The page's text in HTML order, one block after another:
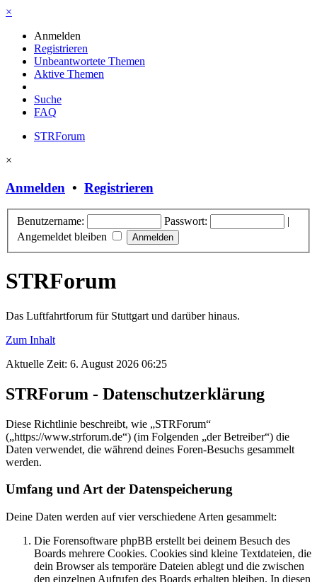
×
Anmelden
Registrieren
Unbeantwortete Themen
Aktive Themen
Suche
FAQ
STRForum
×
Anmelden • Registrieren
Benutzername: Passwort:
|
Angemeldet bleiben
STRForum
Das Luftfahrtforum für Stuttgart und darüber hinaus.
Zum Inhalt
Aktuelle Zeit: 6. August 2026 06:25
STRForum - Datenschutzerklärung
Diese Richtlinie beschreibt, wie „STRForum“
(„https://www.strforum.de“) (im Folgenden „der Betreiber“) die
Daten verwendet, die während deines Foren-Besuchs gesammelt
werden.
Umfang und Art der Datenspeicherung
Deine Daten werden auf vier verschiedene Arten gesammelt:
Die Forensoftware phpBB erstellt bei deinem Besuch des
Boards mehrere Cookies. Cookies sind kleine Textdateien, die
dein Browser als temporäre Dateien ablegt und die zwischen
den einzelnen Aufrufen des Boards erhalten bleiben. In diesen